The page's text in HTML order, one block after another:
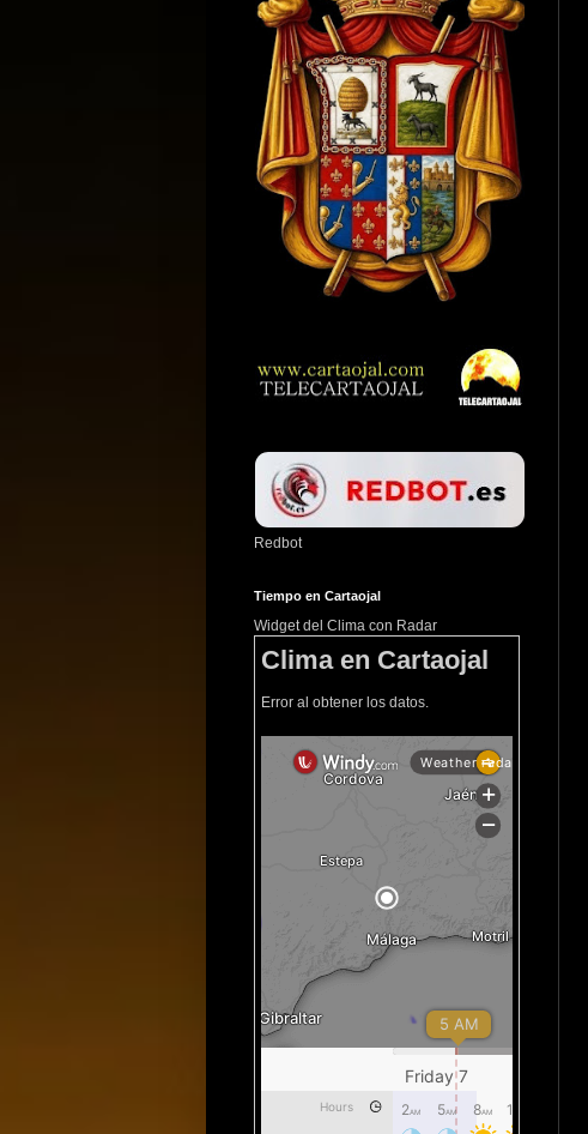
Redbot
Tiempo en Cartaojal
Widget del Clima con Radar
Clima en Cartaojal
Error al obtener los datos.